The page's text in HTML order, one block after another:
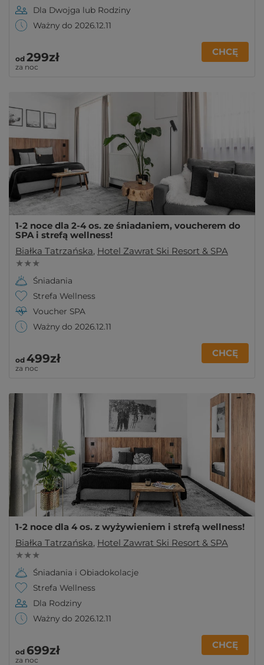
Dla Dwojga lub Rodziny
Ważny do 2026.12.11
od 299zł
za noc
CHCĘ
1-2 noce dla 2-4 os. ze śniadaniem, voucherem do
SPA i strefą wellness!
Białka Tatrzańska, Hotel Zawrat Ski Resort & SPA
★ ★ ★
Śniadania
Strefa Wellness
Voucher SPA
Ważny do 2026.12.11
od 499zł
za noc
CHCĘ
1-2 noce dla 4 os. z wyżywieniem i strefą wellness!
Białka Tatrzańska, Hotel Zawrat Ski Resort & SPA
★ ★ ★
Śniadania i Obiadokolacje
Strefa Wellness
Dla Rodziny
Ważny do 2026.12.11
od 699zł
za noc
CHCĘ